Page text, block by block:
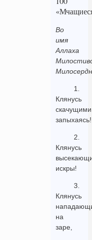
Во
имя
Аллаха
1.
Клянусь
запыхаясь!
2.
Клянусь
искры!
3.
Клянусь
на
заре,